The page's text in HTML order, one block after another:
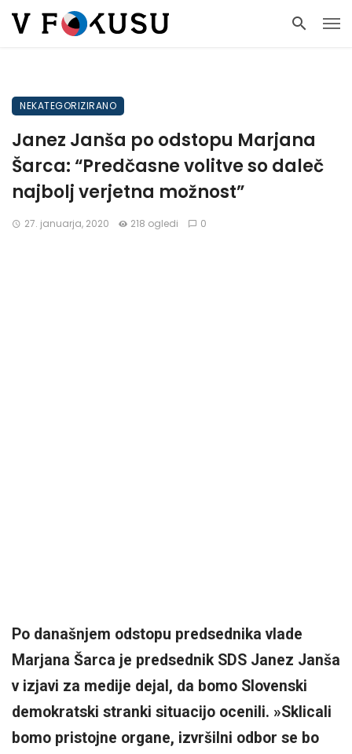
NEKATEGORIZIRANO
Janez Janša po odstopu Marjana
Šarca: “Predčasne volitve so daleč
najbolj verjetna možnost”
27. januarja, 2020 218 ogledi 0
Po današnjem odstopu predsednika vlade
Marjana Šarca je predsednik SDS Janez Janša
v izjavi za medije dejal, da bomo Slovenski
demokratski stranki situacijo ocenili. »Sklicali
bomo pristojne organe, izvršilni odbor se bo